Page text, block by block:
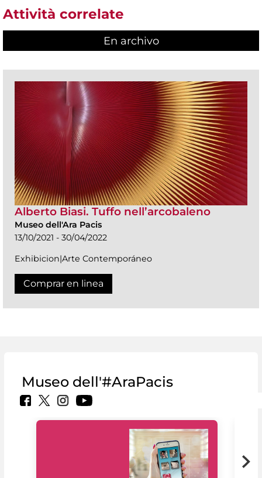
Attività correlate
En archivo
Alberto Biasi. Tuffo nell’arcobaleno
Museo dell'Ara Pacis
13/10/2021 - 30/04/2022
Exhibicion|Arte Contemporáneo
Comprar en linea
Museo dell'#AraPacis